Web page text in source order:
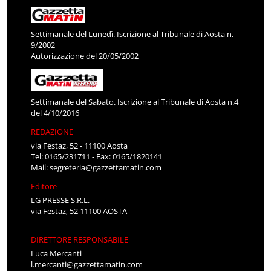
Settimanale del Lunedì. Iscrizione al Tribunale di Aosta n.
9/2002
Autorizzazione del 20/05/2002
Settimanale del Sabato. Iscrizione al Tribunale di Aosta n.4
del 4/10/2016
REDAZIONE
via Festaz, 52 - 11100 Aosta
Tel: 0165/231711 - Fax: 0165/1820141
Mail:segreteria@gazzettamatin.com
Editore
LG PRESSE S.R.L.
via Festaz, 52 11100 AOSTA
DIRETTORE RESPONSABILE
Luca Mercanti
l.mercanti@gazzettamatin.com